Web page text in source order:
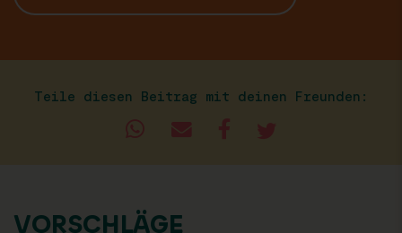
Teile diesen Beitrag mit deinen Freunden:
VORSCHLÄGE